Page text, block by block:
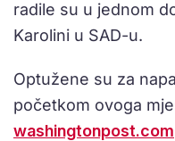
radile su u jednom
Karolini u SAD-u.
Optužene su za
početkom ovoga
washingtonpost.com